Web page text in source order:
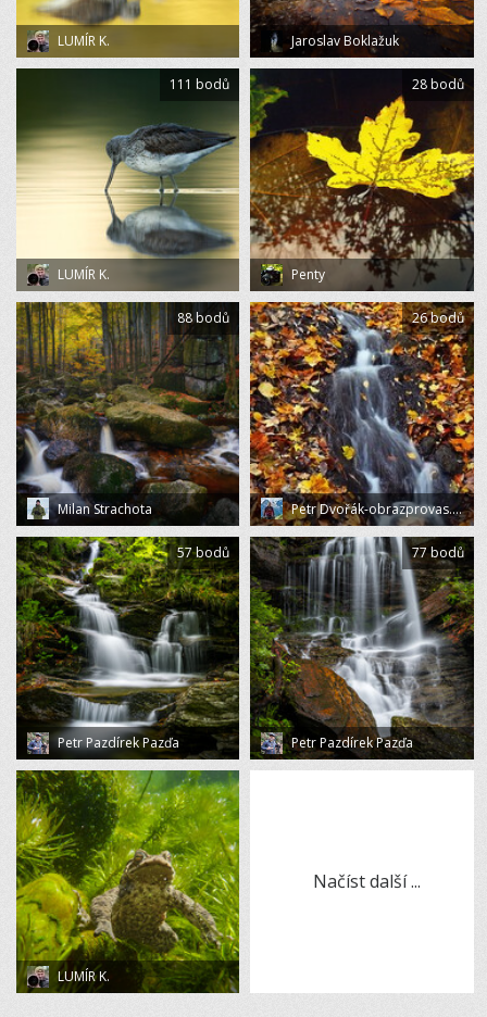
LUMÍR K. Jaroslav Boklažuk
LUMÍR K.
111 bodů
Penty
28 bodů
Milan Strachota
88 bodů
Petr Dvořák-obrazprovas.cz
26 bodů
Petr Pazdírek Pazďa
57 bodů
Petr Pazdírek Pazďa
77 bodů
LUMÍR K.
Načíst další ...